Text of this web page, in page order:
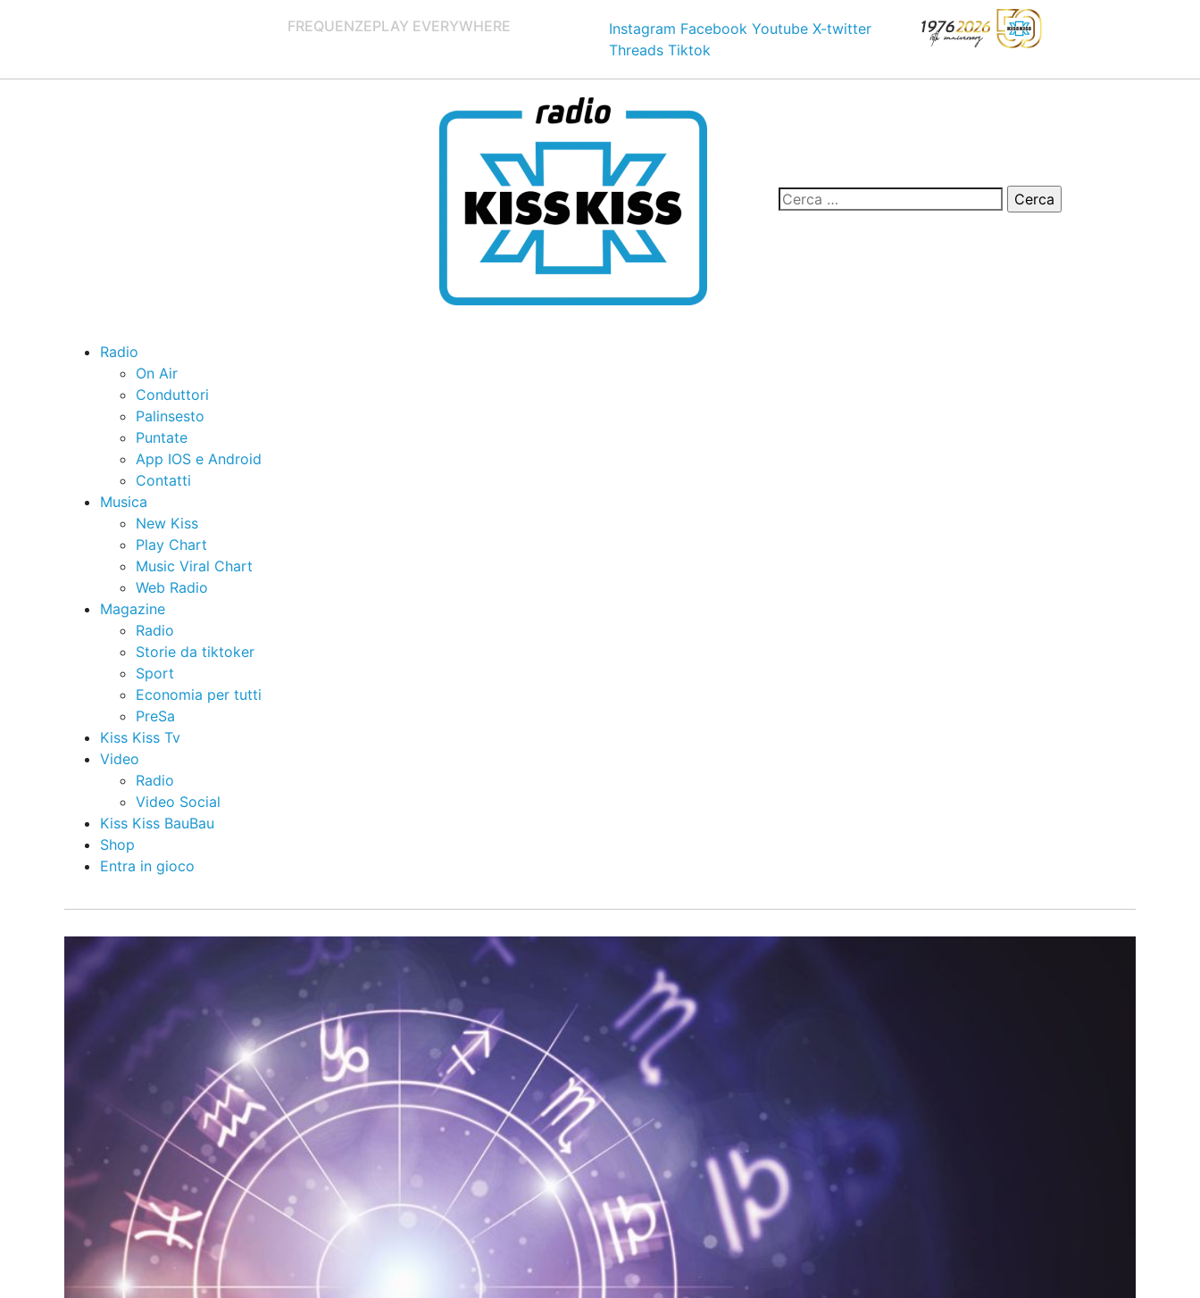
FREQUENZEPLAY EVERYWHERE Instagram Facebook Youtube X-twitter
Threads Tiktok
Radio
On Air
Conduttori
Palinsesto
Puntate
App IOS e Android
Contatti
Musica
New Kiss
Play Chart
Music Viral Chart
Web Radio
Magazine
Radio
Storie da tiktoker
Sport
Economia per tutti
PreSa
Kiss Kiss Tv
Video
Radio
Video Social
Kiss Kiss BauBau
Shop
Entra in gioco